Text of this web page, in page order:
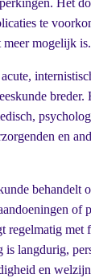
te
meer mogelijk is.
en
behandelt
of
regelmatig met
is langdurig,
en